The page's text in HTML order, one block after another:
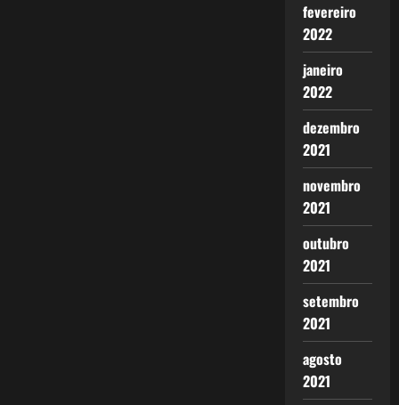
fevereiro
2022
janeiro
2022
dezembro
2021
novembro
2021
outubro
2021
setembro
2021
agosto
2021